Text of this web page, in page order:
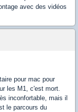
avec des vidéos
pour mac pour
les M1, c'est mort.
inconfortable, mais il
le parcours du